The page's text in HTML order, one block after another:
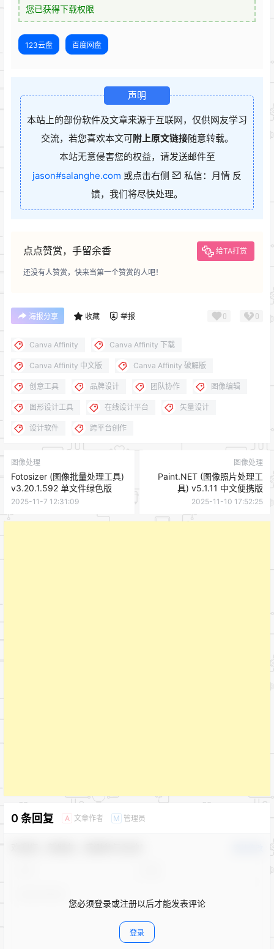
您已获得下载权限
123云盘 百度网盘
声明
本站上的部份软件及文章来源于互联网，仅供网友学习
交流，若您喜欢本文可附上原文链接随意转载。
本站无意侵害您的权益，请发送邮件至
jason#salanghe.com 或点击右侧
私信：月情 反
馈，我们将尽快处理。
点点赞赏，手留余香 给TA打赏
还没有人赞赏，快来当第一个赞赏的人吧！
海报分享 收藏 举报 0 0
Canva Affinity Canva Affinity 下载
Canva Affinity 中文版 Canva Affinity 破解版
创意工具 品牌设计 团队协作 图像编辑
图形设计工具 在线设计平台 矢量设计
设计软件 跨平台创作
图像处理
Fotosizer (图像批量处理工具)
v3.20.1.592 单文件绿色版
2025-11-7 12:31:09
图像处理
Paint.NET (图像照片处理工
具) v5.1.11 中文便携版
2025-11-10 17:52:25
0 条回复 A 文章作者 M 管理员
您必须登录或注册以后才能发表评论
登录